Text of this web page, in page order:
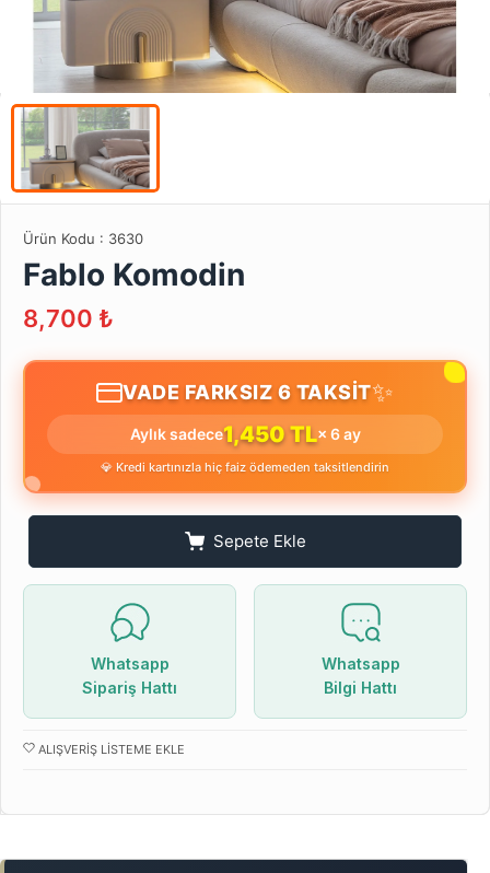
Ürün Kodu : 3630
Fablo Komodin
8,700 ₺
VADE FARKSIZ 6 TAKSİT✨
Aylık sadece1,450 TL× 6 ay
💎 Kredi kartınızla hiç faiz ödemeden taksitlendirin
Sepete Ekle
Whatsapp
Sipariş Hattı
Whatsapp
Bilgi Hattı
ALIŞVERIŞ LISTEME EKLE